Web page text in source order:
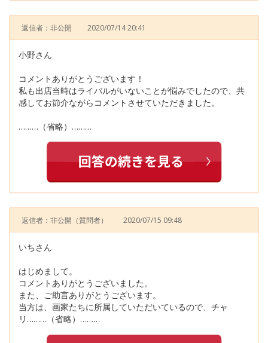
返信者：非公開 2020/07/14 20:41
小野さん
コメントありがとうございます！
私も出店当時はライバルがいないことが悩みでしたので、共
感してお節介ながらコメントさせていただきました。
………（省略）………
返信者：非公開 （質問者） 2020/07/15 09:48
いちさん
はじめまして。
コメントありがとうございました。
また、ご助言ありがとうございます。
当方は、画家たちに所属していただいているので、チャ
リ………（省略）………